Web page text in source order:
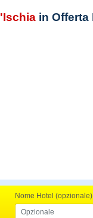
in Offerta
Nome Hotel